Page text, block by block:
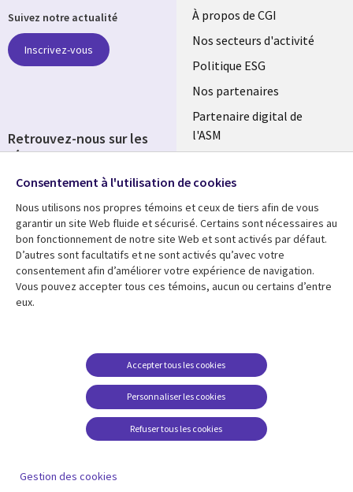
Useful
links
FRANCE
À propos de CGI
Nos secteurs d'activité
Politique ESG
Nos partenaires
Partenaire digital de
l'ASM
Fusions
Ressources
Library
Links
Articles
Blog
Support
Legal
Accessibilité
conditions juridiques
FAQ Carrières
Centre de gestion des
témoins
Suivez notre actualité
Inscrivez-vous
Retrouvez-nous sur les
réseaux
Social
Media
FRANCE
Consentement à l'utilisation de cookies
Nous utilisons nos propres témoins et ceux de tiers afin de vous
garantir un site Web fluide et sécurisé. Certains sont nécessaires au
bon fonctionnement de notre site Web et sont activés par défaut.
D’autres sont facultatifs et ne sont activés qu’avec votre
consentement afin d’améliorer votre expérience de navigation.
Vous pouvez accepter tous ces témoins, aucun ou certains d’entre
eux.
Personnaliser les cookies
Accepter tous les cookies
Refuser tous les cookies
Gestion des cookies